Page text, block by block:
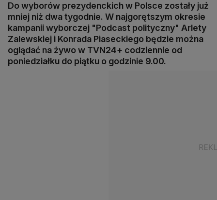
Do wyborów prezydenckich w Polsce zostały już
mniej niż dwa tygodnie. W najgorętszym okresie
kampanii wyborczej "Podcast polityczny" Arlety
Zalewskiej i Konrada Piaseckiego będzie można
oglądać na żywo w TVN24+ codziennie od
poniedziałku do piątku o godzinie 9.00.